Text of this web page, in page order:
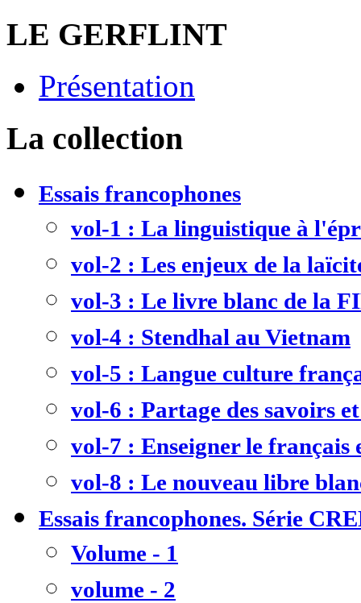
LE GERFLINT
Présentation
La collection
Essais francophones
vol-1 : La linguistique à
vol-2 : Les enjeux de la
vol-3 : Le livre blanc de la
vol-4 : Stendhal au Vietnam
vol-5 : Langue culture
vol-6 : Partage des savoirs
vol-7 : Enseigner le
vol-8 : Le nouveau libre
Essais francophones. Série
Volume - 1
volume - 2